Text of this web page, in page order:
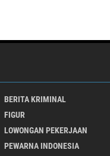
BERITA KRIMINAL
FIGUR
LOWONGAN PEKERJAAN
PEWARNA INDONESIA